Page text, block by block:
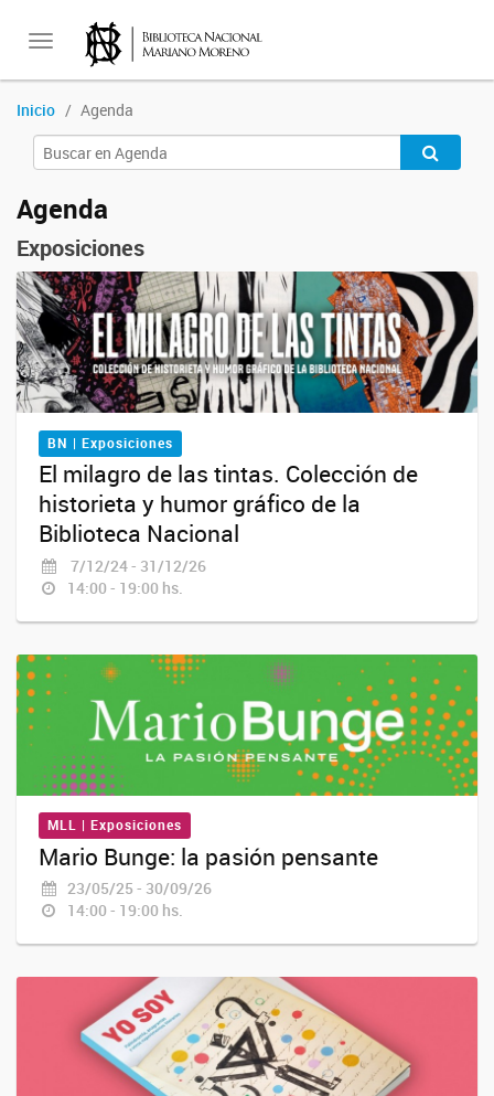
Toggle
navigation
Inicio Agenda
Agenda
Exposiciones
BN | Exposiciones
El milagro de las tintas. Colección de
historieta y humor gráfico de la
Biblioteca Nacional
7/12/24 - 31/12/26
14:00 - 19:00 hs.
MLL | Exposiciones
Mario Bunge: la pasión pensante
23/05/25 - 30/09/26
14:00 - 19:00 hs.